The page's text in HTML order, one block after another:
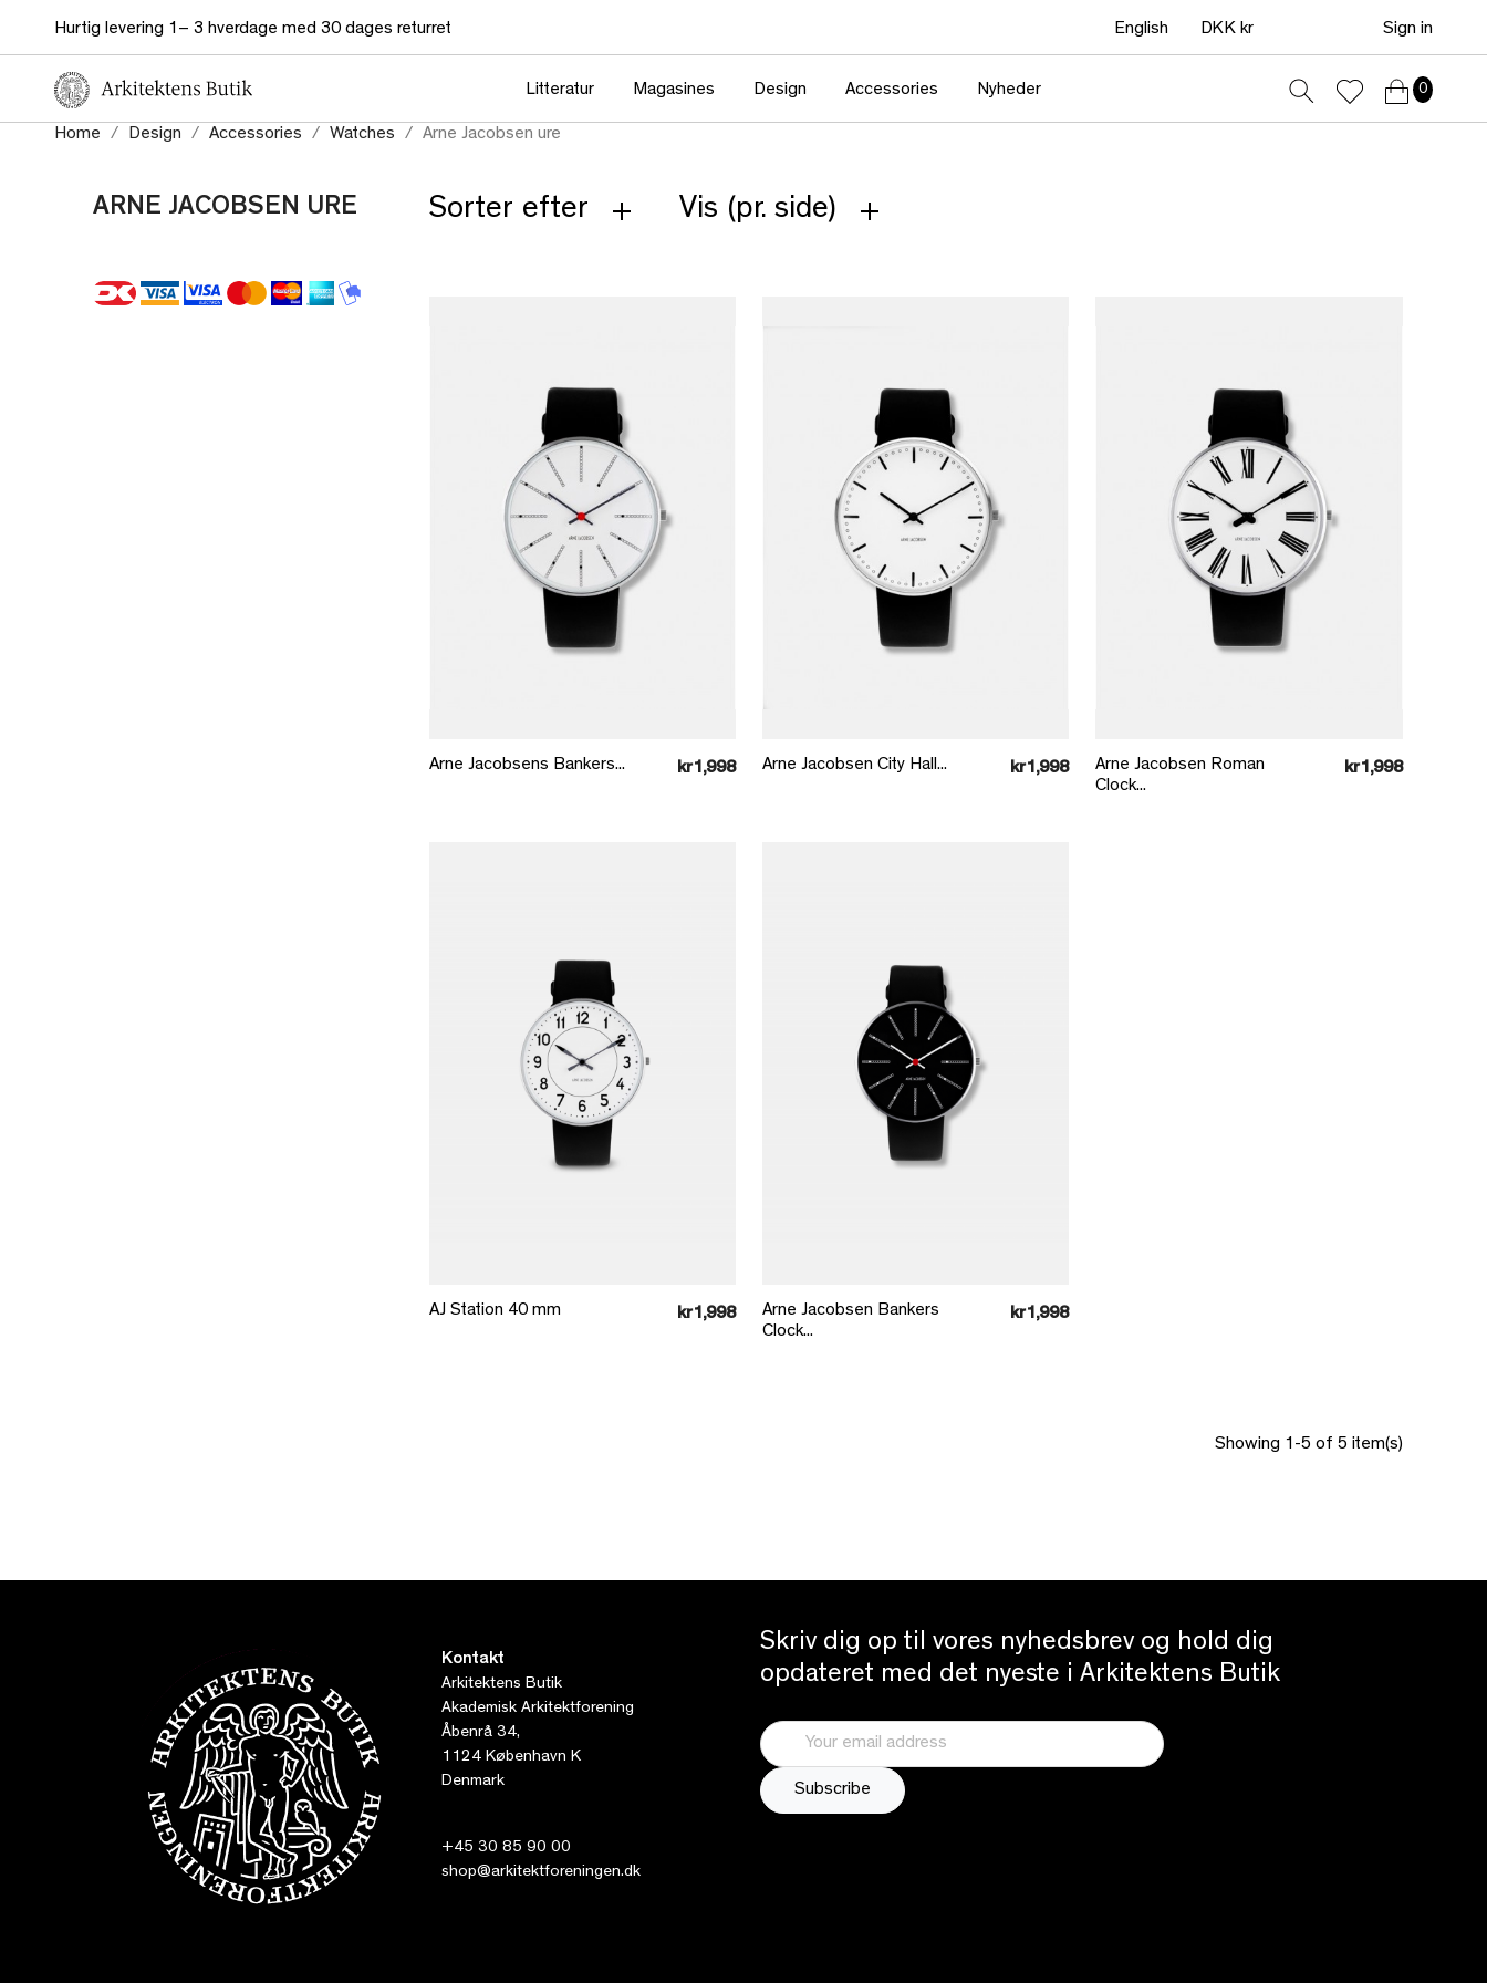
Hurtig levering 1– 3 hverdage med 30 dages returret English DKK kr Sign in
Litteratur Magasines Design Accessories Nyheder 0
Home Design Accessories Watches Arne Jacobsen ure
ARNE JACOBSEN URE Sorter efter Vis (pr. side)
Arne Jacobsens Bankers... kr1,998 Arne Jacobsen City Hall... kr1,998
Arne Jacobsen Roman
Clock...
kr1,998
AJ Station 40 mm kr1,998
Arne Jacobsen Bankers
Clock...
kr1,998
Showing 1-5 of 5 item(s)
Kontakt
Arkitektens Butik
Akademisk Arkitektforening
Åbenrå 34,
1124 København K
Denmark
+45 30 85 90 00
shop@arkitektforeningen.dk
Skriv dig op til vores nyhedsbrev og hold dig
opdateret med det nyeste i Arkitektens Butik